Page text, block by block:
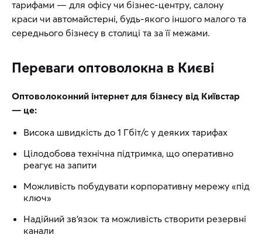
тарифами — для офісу чи бізнес-центру, салону
краси чи автомайстерні, будь-якого іншого малого та
середнього бізнесу в столиці та за її межами.
Переваги оптоволокна в Києві
Оптоволоконний інтернет для бізнесу від Київстар
— це:
Висока швидкість до 1 Гбіт/с у деяких тарифах
Цілодобова технічна підтримка, що оперативно
реагує на запити
Можливість побудувати корпоративну мережу «під
ключ»
Надійний зв’язок та можливість створити резервні
канали